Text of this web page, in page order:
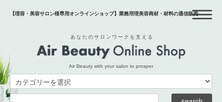
【理容・美容サロン様専用オンラインショップ】業務用理美容商材・材料の通信販売
あなたのサロンワークを支える
Air Beauty with your salon to prosper